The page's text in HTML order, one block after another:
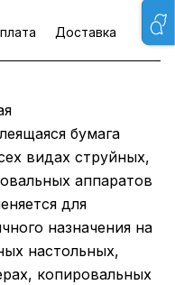
Доставка
бумага
видах струйных,
аппаратов
для
назначения на
настольных,
копировальных